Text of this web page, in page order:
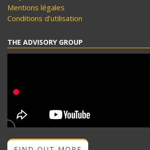
Mentions légales
Conditions d’utilisation
THE ADVISORY GROUP